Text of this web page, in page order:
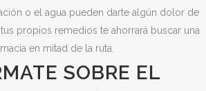
o el agua pueden darte algún dolor de
propios remedios te ahorrará buscar una
en mitad de la ruta.
SOBRE EL